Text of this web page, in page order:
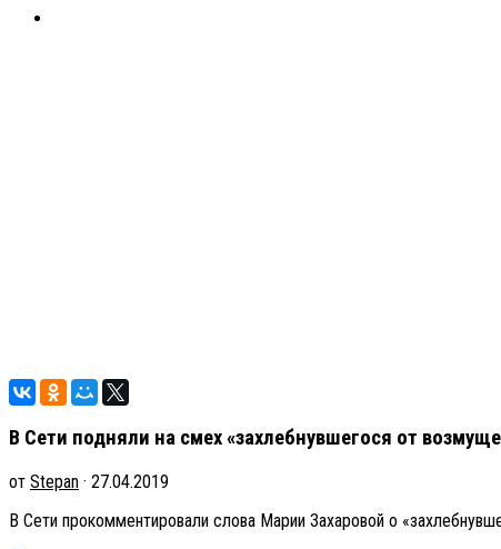
В Сети подняли на смех «захлебнувшегося от
от Stepan · 27.04.2019
В Сети прокомментировали слова Марии Захаровой о